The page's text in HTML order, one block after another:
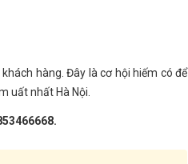
hàng. Đây là cơ hội hiếm có để
uất nhất Hà Nội.